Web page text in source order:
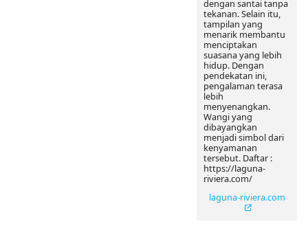
dengan santai tanpa
tekanan. Selain itu,
tampilan yang
menarik membantu
menciptakan
suasana yang lebih
hidup. Dengan
pendekatan ini,
pengalaman terasa
lebih
menyenangkan.
Wangi yang
dibayangkan
menjadi simbol dari
kenyamanan
tersebut. Daftar :
https://laguna-
riviera.com/
laguna-riviera.com